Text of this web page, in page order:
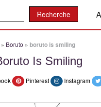
» Boruto » boruto is smiling
Is Smiling
Pinterest Instagram